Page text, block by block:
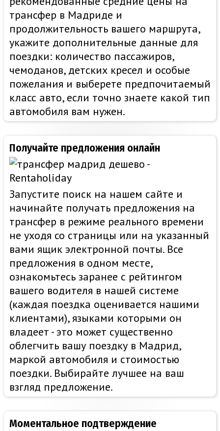
трансфер в Мадриде и
продолжительность вашего маршрута,
укажите дополнительные данные для
поездки: количество пассажиров,
чемоданов, детских кресел и особые
пожелания и выберете предпочитаемый
класс авто, если точно знаете какой тип
автомобиля вам нужен.
Получайте предложения онлайн
Запустите поиск на нашем сайте и
начинайте получать предложения на
трансфер в режиме реального времени
не уходя со страницы или на указанный
вами ящик электронной почты. Все
предложения в одном месте,
ознакомьтесь заранее с рейтингом
вашего водителя в нашей системе
(каждая поездка оценивается нашими
клиентами), языками которыми он
владеет - это может существенно
облегчить вашу поездку в Мадрид,
маркой автомобиля и стоимостью
поездки. Выбирайте лучшее на ваш
взгляд предложение.
Моментальное подтверждение